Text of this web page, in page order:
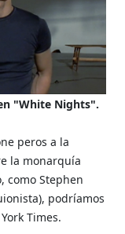
"White Nights".
peros a la
la monarquía
como Stephen
podríamos
Times.